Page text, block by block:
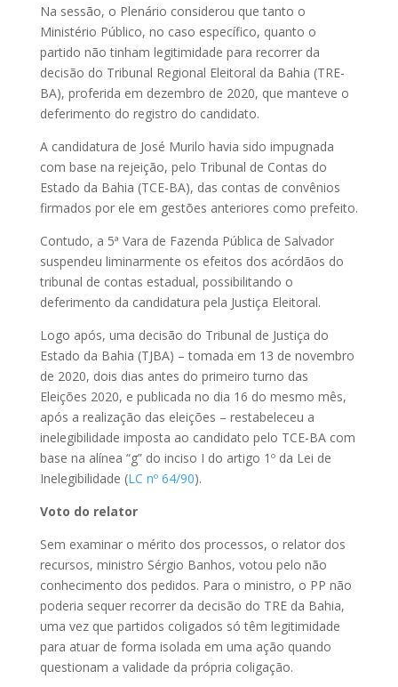
Na sessão, o Plenário considerou que tanto o
Ministério Público, no caso específico, quanto o
partido não tinham legitimidade para recorrer da
decisão do Tribunal Regional Eleitoral da Bahia (TRE-
BA), proferida em dezembro de 2020, que manteve o
deferimento do registro do candidato.
A candidatura de José Murilo havia sido impugnada
com base na rejeição, pelo Tribunal de Contas do
Estado da Bahia (TCE-BA), das contas de convênios
firmados por ele em gestões anteriores como prefeito.
Contudo, a 5ª Vara de Fazenda Pública de Salvador
suspendeu liminarmente os efeitos dos acórdãos do
tribunal de contas estadual, possibilitando o
deferimento da candidatura pela Justiça Eleitoral.
Logo após, uma decisão do Tribunal de Justiça do
Estado da Bahia (TJBA) – tomada em 13 de novembro
de 2020, dois dias antes do primeiro turno das
Eleições 2020, e publicada no dia 16 do mesmo mês,
após a realização das eleições – restabeleceu a
inelegibilidade imposta ao candidato pelo TCE-BA com
base na alínea “g” do inciso I do artigo 1º da Lei de
Inelegibilidade (LC nº 64/90).
Voto do relator
Sem examinar o mérito dos processos, o relator dos
recursos, ministro Sérgio Banhos, votou pelo não
conhecimento dos pedidos. Para o ministro, o PP não
poderia sequer recorrer da decisão do TRE da Bahia,
uma vez que partidos coligados só têm legitimidade
para atuar de forma isolada em uma ação quando
questionam a validade da própria coligação.